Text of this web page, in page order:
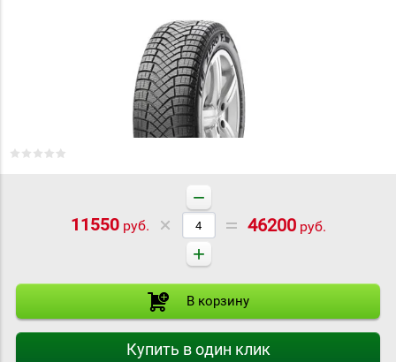
11550руб.
−
+
46200руб.
В корзину
Купить в один клик